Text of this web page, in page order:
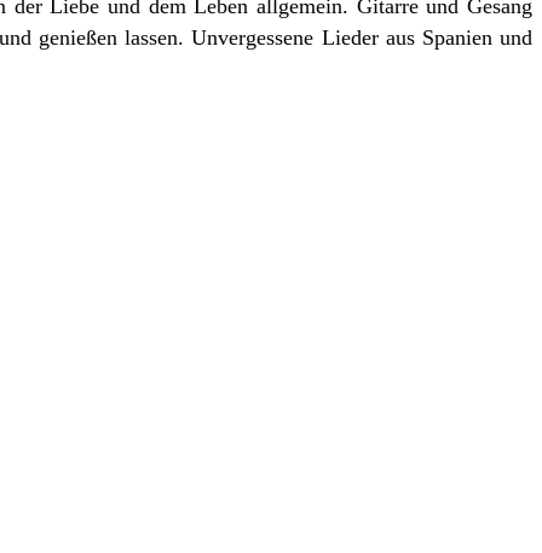
Liebe und dem Leben allgemein. Gitarre und Gesang
genießen lassen. Unvergessene Lieder aus Spanien und